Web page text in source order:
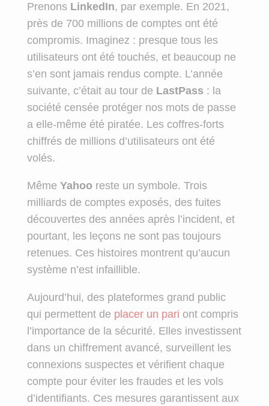
Prenons LinkedIn, par exemple. En 2021,
près de 700 millions de comptes ont été
compromis. Imaginez : presque tous les
utilisateurs ont été touchés, et beaucoup ne
s’en sont jamais rendus compte. L’année
suivante, c’était au tour de LastPass : la
société censée protéger nos mots de passe
a elle-même été piratée. Les coffres-forts
chiffrés de millions d’utilisateurs ont été
volés.
Même Yahooreste un symbole. Trois
milliards de comptes exposés, des fuites
découvertes des années après l’incident, et
pourtant, les leçons ne sont pas toujours
retenues. Ces histoires montrent qu’aucun
système n’est infaillible.
Aujourd’hui, des plateformes grand public
qui permettent de placer un pari ont compris
l’importance de la sécurité. Elles investissent
dans un chiffrement avancé, surveillent les
connexions suspectes et vérifient chaque
compte pour éviter les fraudes et les vols
d’identifiants. Ces mesures garantissent aux